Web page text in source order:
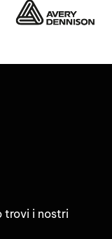
trovi i nostri